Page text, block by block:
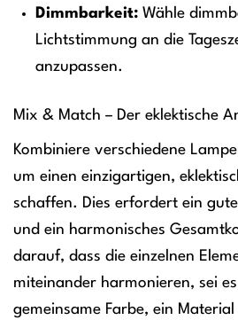
Dimmbarkeit:Wähle
Lichtstimmung an die
anzupassen.
Mix & Match – Der eklektische
Kombiniere verschiedene
um einen einzigartigen,
schaffen. Dies erfordert ein
und ein harmonisches
darauf, dass die einzelnen
miteinander harmonieren, sei
gemeinsame Farbe, ein